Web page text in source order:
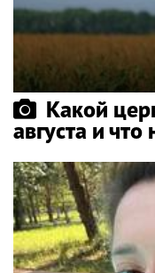
Какой
августа и